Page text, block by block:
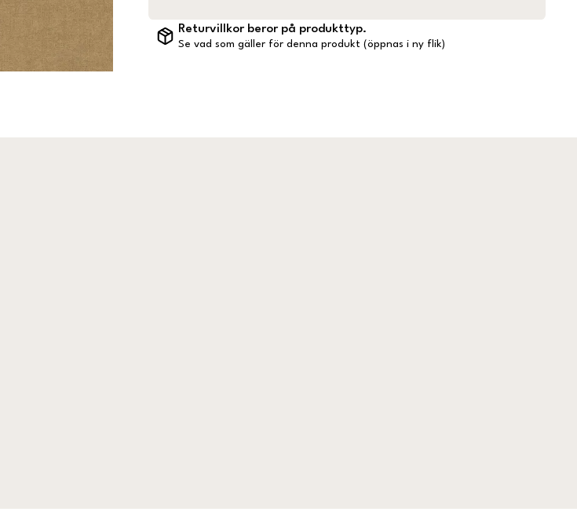
Returvillkor beror på produkttyp.
Se vad som gäller för denna produkt (öppnas i ny flik)